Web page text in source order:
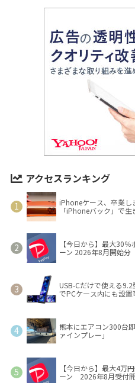
アクセスランキング
iPhoneケース、卒業し
「iPhoneバック」で生
【今日から】最大30
ーン 2026年8月開始分
USB-Cだけで使える
でPCケース内にも設置
熊本にエアコン300台
ァインプレー」
【今日から】最大4万
ーン 2026年8月受付